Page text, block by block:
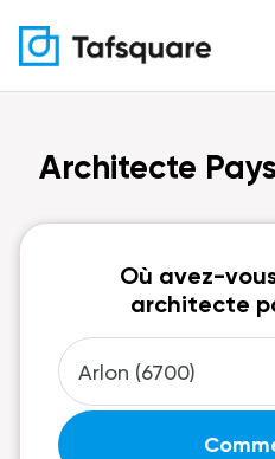
Architecte
Où avez-
architecte